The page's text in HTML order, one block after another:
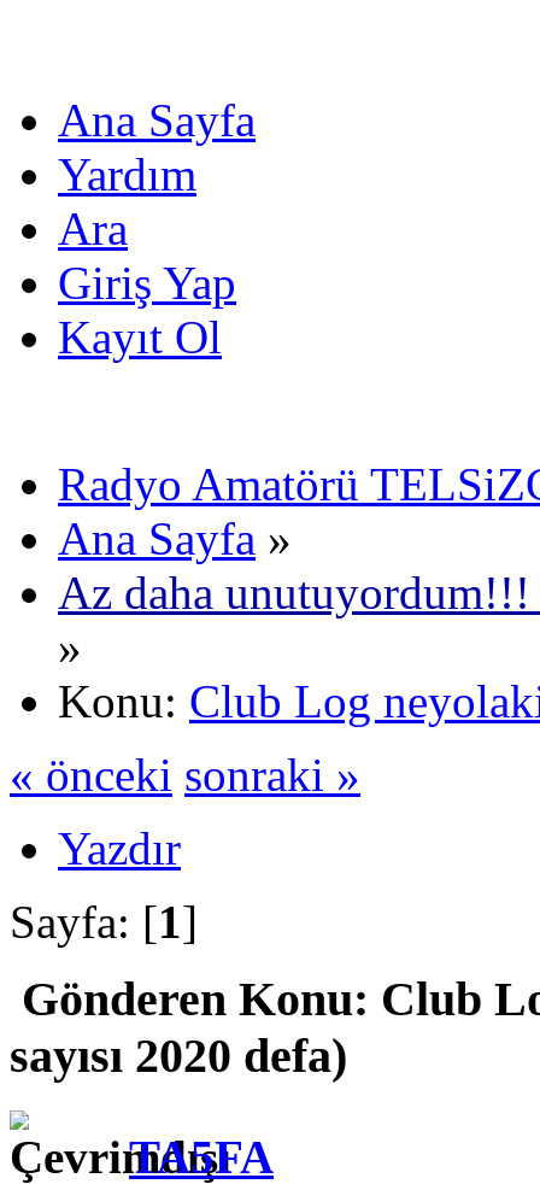
Ana Sayfa
Yardım
Ara
Giriş Yap
Kayıt Ol
Radyo Amatörü
Ana Sayfa »
Az daha
»
Konu: Club Log
« önceki sonraki »
Yazdır
Sayfa: [1]
Gönderen Konu: Club
sayısı 2020 defa)
TA5FA